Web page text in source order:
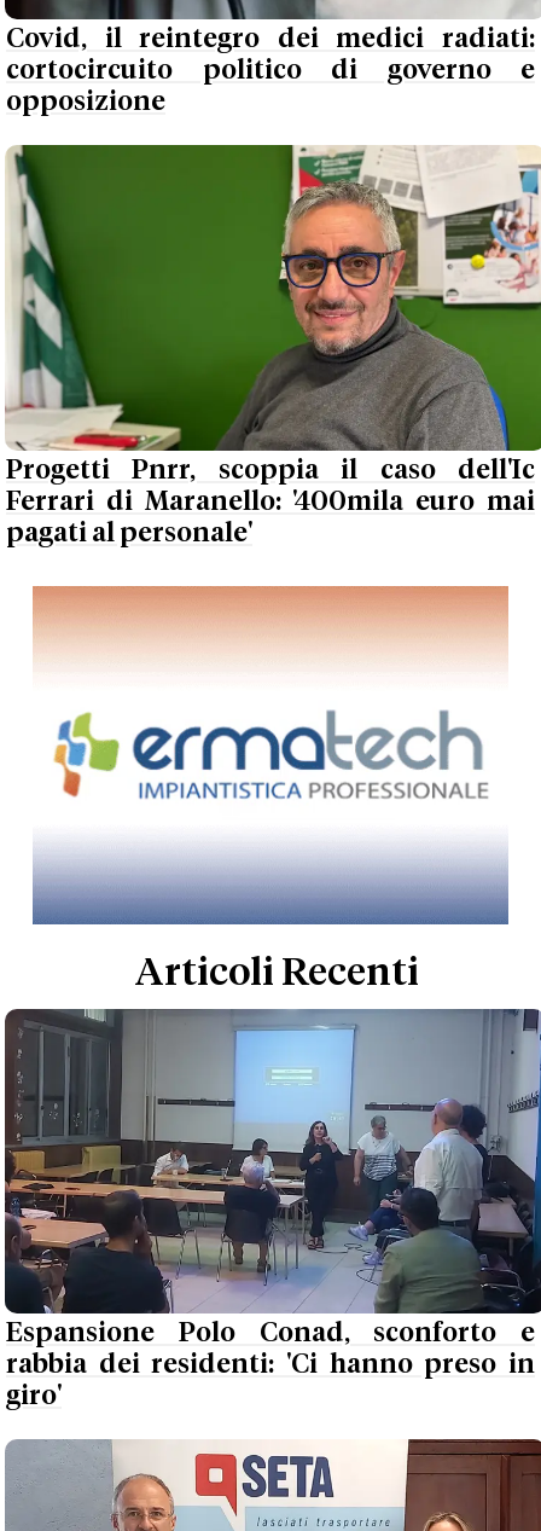
Covid, il reintegro dei medici radiati:
cortocircuito politico di governo e
opposizione
Progetti Pnrr, scoppia il caso dell'Ic
Ferrari di Maranello: '400mila euro mai
pagati al personale'
Articoli Recenti
Espansione Polo Conad, sconforto e
rabbia dei residenti: 'Ci hanno preso in
giro'